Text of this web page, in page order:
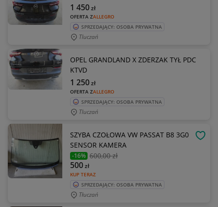
OFERTA ZALLEGRO
1 450zł
SPRZEDAJĄCY: OSOBA PRYWATNA
Tluczań
OPEL GRANDLAND X ZDERZAK TYŁ PDC
KTVD
OFERTA ZALLEGRO
1 250zł
SPRZEDAJĄCY: OSOBA PRYWATNA
Tluczań
SZYBA CZOŁOWA VW PASSAT B8 3G0
SENSOR KAMERA
-16% 600,00 zł
KUP TERAZ
500zł
SPRZEDAJĄCY: OSOBA PRYWATNA
Tłuczań